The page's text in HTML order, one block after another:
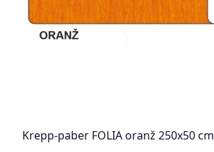
Krepp-paber FOLIA oranž 250x50 cm